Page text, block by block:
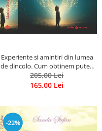
Experiente si amintiri din lumea
de dincolo. Cum obtinem puteri
extrasenzoriale - cu exercitii
205,00 Lei
165,00 Lei
-22%